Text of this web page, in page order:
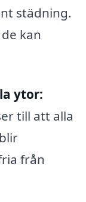
städning.
kan
ytor:
till att alla
från